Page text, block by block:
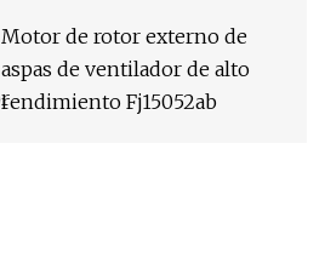
Motor de rotor externo de
aspas de ventilador de alto
rendimiento Fj15052ab